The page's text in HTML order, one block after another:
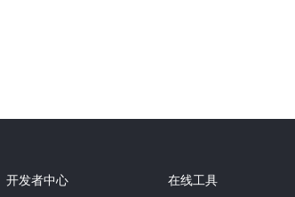
开发者中心
在线工具